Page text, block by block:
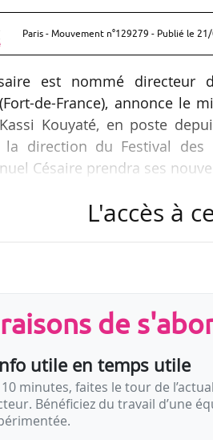
Paris - Mouvement n°129279 - Publié le 21/
est nommé directeur
de-France), annonce le
Kouyaté, en poste
la direction du Festival des
Césaire prendra ses
est délégué
été directeur du centre
L'accès à
de
utile en temps utile
10 minutes, faites le tour de
Bénéficiez du travail d’une